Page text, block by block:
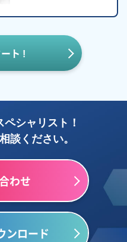
ト !
シャリスト！
談ください。
合わせ
ンロード